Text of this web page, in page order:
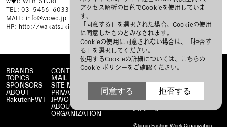
TEL: 03-5456-6033
MAIL: info@wcwc.jp
HP:
http://wakatsuki-chinatsu-wc.jp
BRANDS
TOPICS
SPONSORS
ABOUT
RakutenFWT
CONTACT
MAIL MAGAZINE
SITE MAP
PRIVACY POLICY
JFWO LINK
ABOUT JFW
ORGANIZATION
アクセス解析の目的でCookieを使用していま
す。
「同意する」を選択された場合、Cookieの使用
に同意したものとみなされます。
Cookieの使用に同意されない場合は、「拒否す
る」を選択してください。
使用するCookieの詳細については、
こちらの
Cookie ポリシーをご確認ください。
同意する 拒否する